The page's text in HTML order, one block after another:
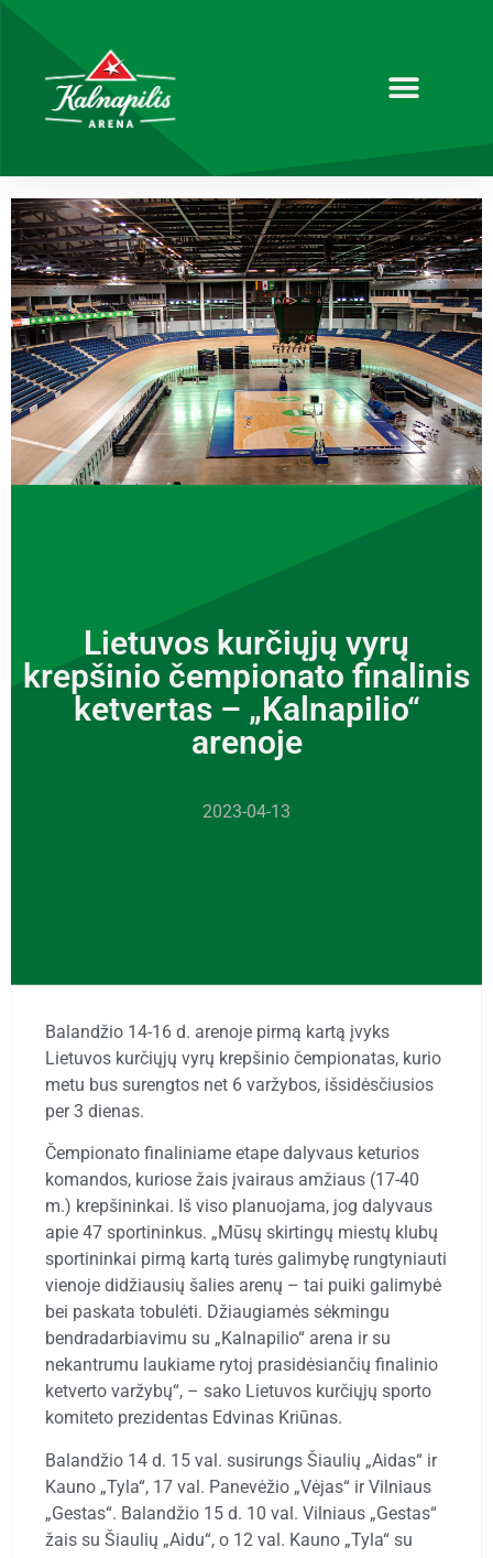
Lietuvos kurčiųjų vyrų
krepšinio čempionato finalinis
ketvertas – „Kalnapilio“
arenoje
2023-04-13
Balandžio 14-16 d. arenoje pirmą kartą įvyks
Lietuvos kurčiųjų vyrų krepšinio čempionatas, kurio
metu bus surengtos net 6 varžybos, išsidėsčiusios
per 3 dienas.
Čempionato finaliniame etape dalyvaus keturios
komandos, kuriose žais įvairaus amžiaus (17-40
m.) krepšininkai. Iš viso planuojama, jog dalyvaus
apie 47 sportininkus. „Mūsų skirtingų miestų klubų
sportininkai pirmą kartą turės galimybę rungtyniauti
vienoje didžiausių šalies arenų – tai puiki galimybė
bei paskata tobulėti. Džiaugiamės sėkmingu
bendradarbiavimu su „Kalnapilio“ arena ir su
nekantrumu laukiame rytoj prasidėsiančių finalinio
ketverto varžybų“, – sako Lietuvos kurčiųjų sporto
komiteto prezidentas Edvinas Kriūnas.
Balandžio 14 d. 15 val. susirungs Šiaulių „Aidas“ ir
Kauno „Tyla“, 17 val. Panevėžio „Vėjas“ ir Vilniaus
„Gestas“. Balandžio 15 d. 10 val. Vilniaus „Gestas“
žais su Šiaulių „Aidu“, o 12 val. Kauno „Tyla“ su